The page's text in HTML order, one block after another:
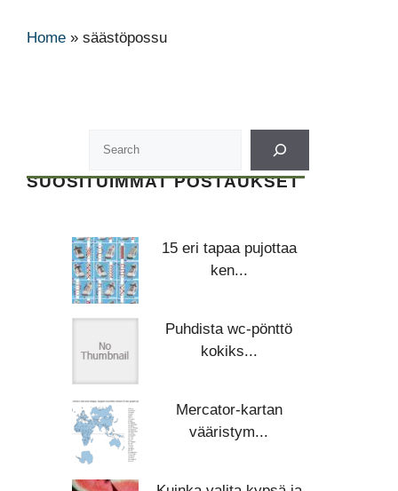
Home » säästöpossu
SUOSITUIMMAT POSTAUKSET
15 eri tapaa pujottaa
ken...
Puhdista wc-pönttö
kokiks...
Mercator-kartan
vääristym...